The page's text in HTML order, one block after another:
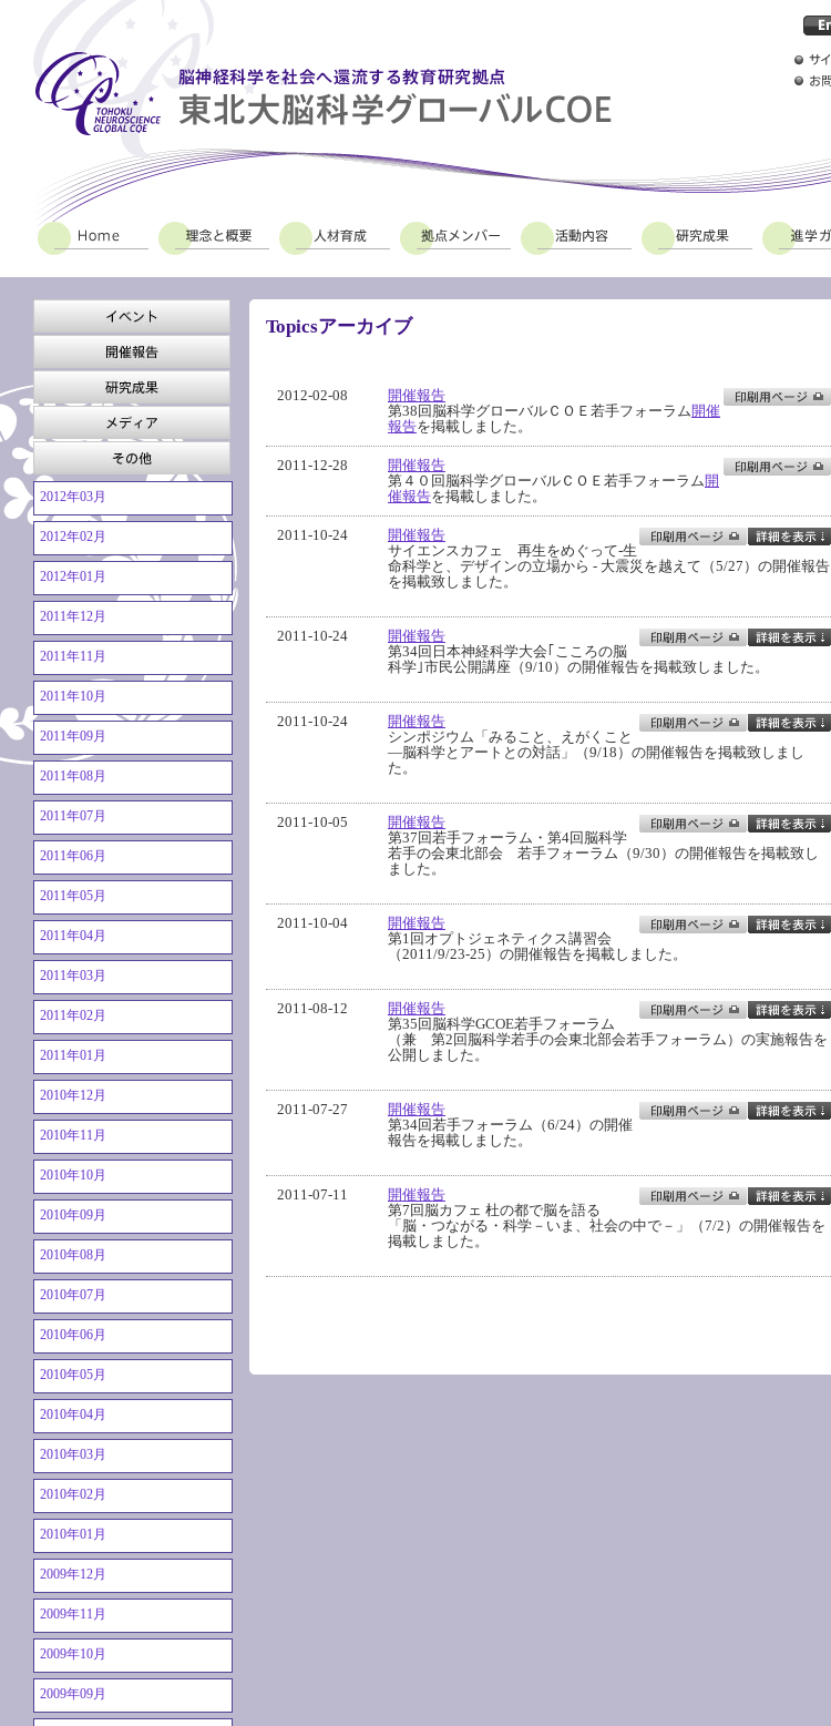
2012年03月
2012年02月
2012年01月
2011年12月
2011年11月
2011年10月
2011年09月
2011年08月
2011年07月
2011年06月
2011年05月
2011年04月
2011年03月
2011年02月
2011年01月
2010年12月
2010年11月
2010年10月
2010年09月
2010年08月
2010年07月
2010年06月
2010年05月
2010年04月
2010年03月
2010年02月
2010年01月
2009年12月
2009年11月
2009年10月
2009年09月
Topicsアーカイブ
2012-02-08
開催報告
第38回脳科学グローバルＣＯＥ若手フォーラム開催
報告を掲載しました。
2011-12-28
開催報告
第４０回脳科学グローバルＣＯＥ若手フォーラム開
催報告を掲載しました。
2011-10-24
開催報告
サイエンスカフェ 再生をめぐって-生
命科学と、デザインの立場から - 大震災を越えて（5/27）の開催報告
を掲載致しました。
2011-10-24
開催報告
第34回日本神経科学大会｢こころの脳
科学｣市民公開講座（9/10）の開催報告を掲載致しました。
2011-10-24
開催報告
シンポジウム「みること、えがくこと
―脳科学とアートとの対話」（9/18）の開催報告を掲載致しまし
た。
2011-10-05
開催報告
第37回若手フォーラム・第4回脳科学
若手の会東北部会 若手フォーラム（9/30）の開催報告を掲載致し
ました。
2011-10-04
開催報告
第1回オプトジェネティクス講習会
（2011/9/23-25）の開催報告を掲載しました。
2011-08-12
開催報告
第35回脳科学GCOE若手フォーラム
（兼 第2回脳科学若手の会東北部会若手フォーラム）の実施報告を
公開しました。
2011-07-27
開催報告
第34回若手フォーラム（6/24）の開催
報告を掲載しました。
2011-07-11
開催報告
第7回脳カフェ 杜の都で脳を語る
「脳・つながる・科学－いま、社会の中で－」（7/2）の開催報告を
掲載しました。